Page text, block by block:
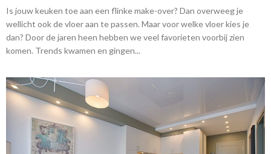
Is jouw keuken toe aan een flinke make-over? Dan overweeg je
wellicht ook de vloer aan te passen. Maar voor welke vloer kies je
dan? Door de jaren heen hebben we veel favorieten voorbij zien
komen. Trends kwamen en gingen...